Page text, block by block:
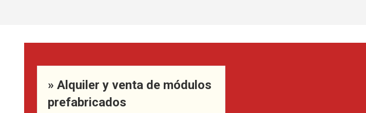
» Alquiler y venta de módulos
prefabricados